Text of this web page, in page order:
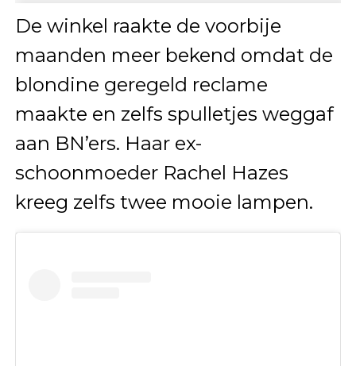
De winkel raakte de voorbije
maanden meer bekend omdat de
blondine geregeld reclame
maakte en zelfs spulletjes weggaf
aan BN’ers. Haar ex-
schoonmoeder Rachel Hazes
kreeg zelfs twee mooie lampen.